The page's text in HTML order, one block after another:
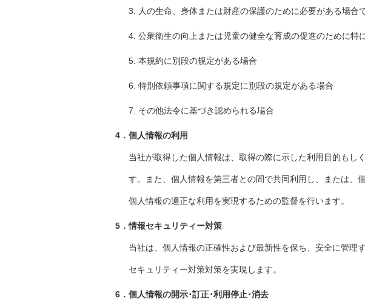
3. 人の生命、身体または財産の保護のために必要がある場合
4. 公衆衛生の向上または児童の健全な育成の促進のために
5. 本規約に別段の規定がある場合
6. 特別依頼事項に関する規定に別段の規定がある場合
7. その他法令に基づき認められる場合
4．個人情報の利用
当社が取得した個人情報は、取得の際に示した利用目的もし
す。また、個人情報を第三者との間で共同利用し、または、
個人情報の適正な利用を実現するための監督を行います。
5．情報セキュリティー対策
当社は、個人情報の正確性および最新性を保ち、安全に管理
セキュリティー対策対策を実現します。
6．個人情報の開示･訂正･利用停止･消去